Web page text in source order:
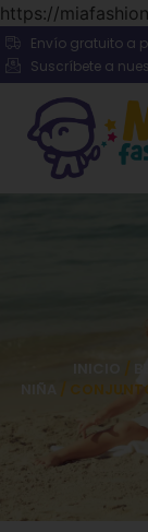
https://
Envío gratuito a
Suscríbete a
INICIO /
/